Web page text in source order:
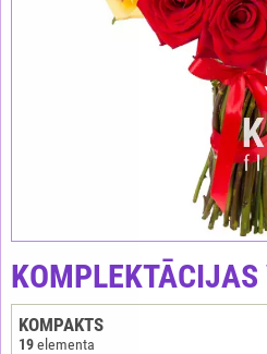
KOMPAKTS
19elementa